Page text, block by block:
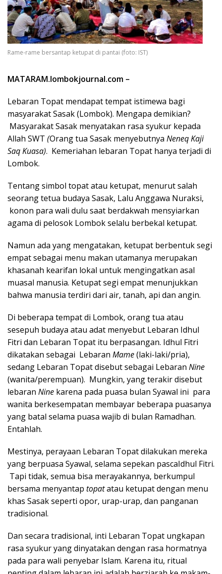
Rame-rame bersantap ketupat di pantai (foto: IST)
MATARAM.lombokjournal.com –
Lebaran Topat mendapat tempat istimewa bagi
masyarakat Sasak (Lombok). Mengapa demikian?
Masyarakat Sasak menyatakan rasa syukur kepada
Allah SWT (Orang tua Sasak menyebutnya Neneq Kaji
Saq Kuasa). Kemeriahan lebaran Topat hanya terjadi di
Lombok.
Tentang simbol topat atau ketupat, menurut salah
seorang tetua budaya Sasak, Lalu Anggawa Nuraksi,
konon para wali dulu saat berdakwah mensyiarkan
agama di pelosok Lombok selalu berbekal ketupat.
Namun ada yang mengatakan, ketupat berbentuk segi
empat sebagai menu makan utamanya merupakan
khasanah kearifan lokal untuk mengingatkan asal
muasal manusia. Ketupat segi empat menunjukkan
bahwa manusia terdiri dari air, tanah, api dan angin.
Di beberapa tempat di Lombok, orang tua atau
sesepuh budaya atau adat menyebut Lebaran Idhul
Fitri dan Lebaran Topat itu berpasangan. Idhul Fitri
dikatakan sebagai Lebaran Mame(laki-laki/pria),
sedang Lebaran Topat disebut sebagai Lebaran Nine
(wanita/perempuan). Mungkin, yang terakir disebut
lebaran Nine karena pada puasa bulan Syawal ini para
wanita berkesempatan membayar beberapa puasanya
yang batal selama puasa wajib di bulan Ramadhan.
Entahlah.
Mestinya, perayaan Lebaran Topat dilakukan mereka
yang berpuasa Syawal, selama sepekan pascaIdhul Fitri.
Tapi tidak, semua bisa merayakannya, berkumpul
bersama menyantap topatatau ketupat dengan menu
khas Sasak seperti opor, urap-urap, dan panganan
tradisional.
Dan secara tradisional, inti Lebaran Topat ungkapan
rasa syukur yang dinyatakan dengan rasa hormatnya
pada para wali penyebar Islam. Karena itu, ritual